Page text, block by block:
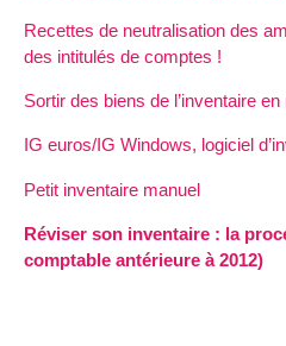
Recettes de neutralisation des
des intitulés de comptes !
Sortir des biens de l’inventaire
IG euros/IG Windows, logiciel
Petit inventaire manuel
Réviser son inventaire : la
comptable antérieure à 2012)